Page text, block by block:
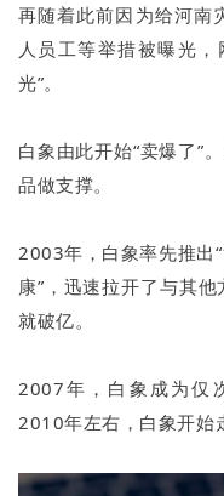
再随着此前因为给河南
人员工等举措被曝光
光”。
白象由此开始“卖爆了”
品做支撑。
2003年，白象率先推出
康”，迅速拉开了与其
就破亿。
2007年，白象成为仅
2010年左右，白象开始